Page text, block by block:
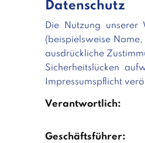
Datenschutz
Die Nutzung
(beispielsweise
ausdrückliche
Sicherheitslücken
Impressumspflicht
Verantwortlich:
Geschäftsführer: